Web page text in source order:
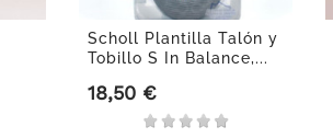
Scholl Plantilla Talón y
Tobillo S In Balance,...
Precio
18,50 €